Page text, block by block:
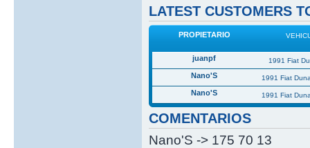
LATEST CUSTOMERS
PROPIETARIO
juanpf 1991 Fiat
Nano'S 1991 Fiat
Nano'S 1991 Fiat
COMENTARIOS
Nano'S -> 175 70 13